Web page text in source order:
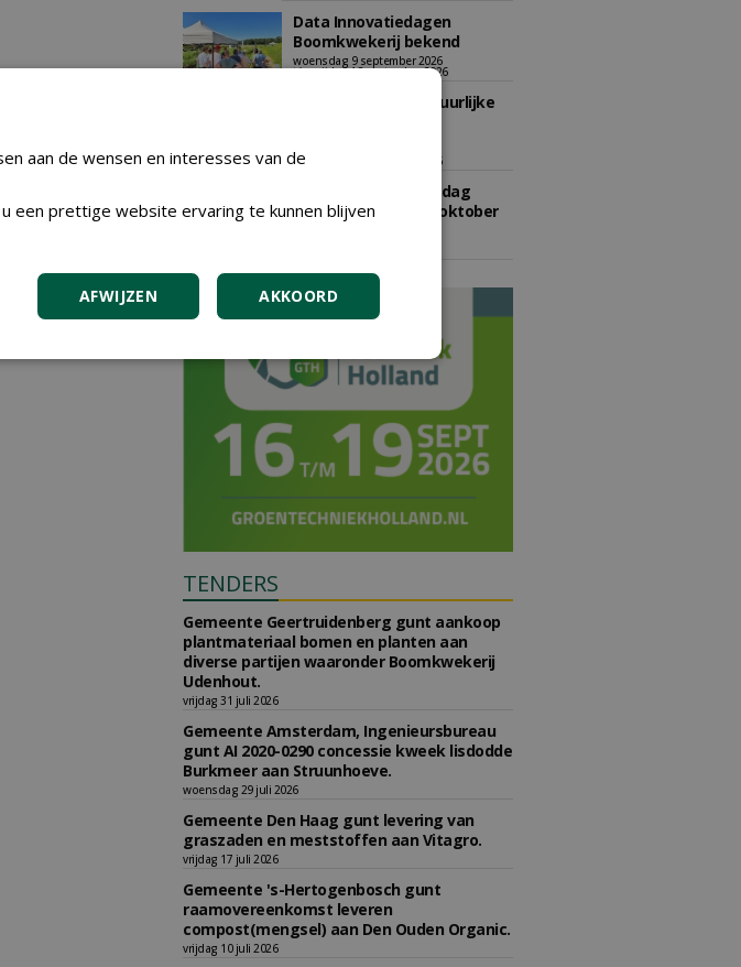
Data Innovatiedagen
Boomkwekerij bekend
woensdag 9 september 2026
t/m vrijdag 18 september 2026
Kennismiddag: 'Natuurlijke
maandag 28 september 2026
Landelijke Jongerendag
Boomkwekerij op 9 oktober
TENDERS
Gemeente Geertruidenberg gunt aankoop
plantmateriaal bomen en planten aan
diverse partijen waaronder Boomkwekerij
Udenhout.
vrijdag 31 juli 2026
Gemeente Amsterdam, Ingenieursbureau
gunt AI 2020-0290 concessie kweek lisdodde
Burkmeer aan Struunhoeve.
woensdag 29 juli 2026
Gemeente Den Haag gunt levering van
graszaden en meststoffen aan Vitagro.
vrijdag 17 juli 2026
Gemeente 's-Hertogenbosch gunt
raamovereenkomst leveren
compost(mengsel) aan Den Ouden Organic.
vrijdag 10 juli 2026
aan de wensen en interesses van de
een prettige website ervaring te kunnen blijven
AKKOORD
AFWIJZEN